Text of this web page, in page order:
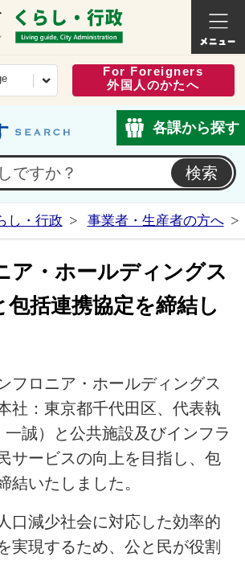
常総市公式ホームページ
くらし
For Foreigners
外国人のかたへ
各課から探す
し・行政 事業者・生産者の方へ
ア・ホールディングス
包括連携協定を締結し
フロニア・ホールディングス
社：東京都千代田区、代表執
誠）と公共施設及びインフラ
サービスの向上を目指し、包
結いたしました。
口減少社会に対応した効率的
実現するため、公と民が役割